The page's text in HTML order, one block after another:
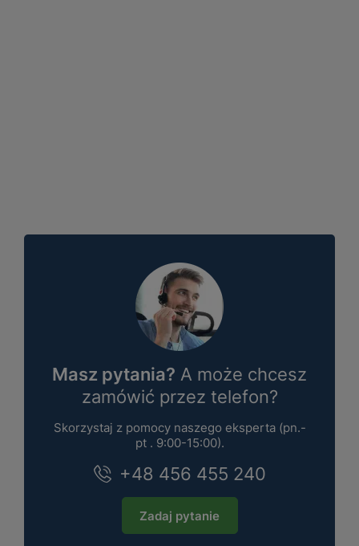
Masz pytania? A może chcesz
zamówić przez telefon?
Skorzystaj z pomocy naszego eksperta (pn.-
pt . 9:00-15:00).
+48 456 455 240
Zadaj pytanie